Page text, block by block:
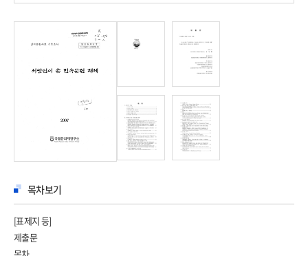
목차보기
[표제지 등]
제출문